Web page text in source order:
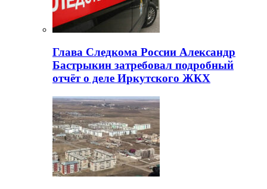
Глава Следкома России Александр
Бастрыкин затребовал подробный
отчёт о деле Иркутского ЖКХ